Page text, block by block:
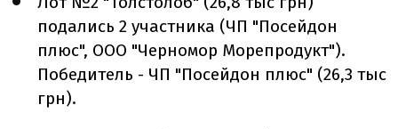
подались 2 участника (ЧП "Посейдон
плюс", ООО "Черномор Морепродукт").
Победитель - ЧП "Посейдон плюс" (26,3 тыс
грн).